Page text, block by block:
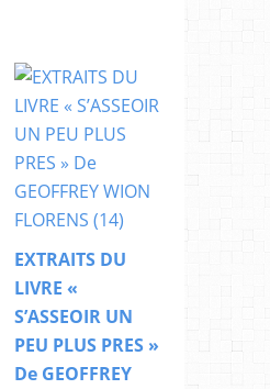
EXTRAITS DU
LIVRE «
S’ASSEOIR UN
PEU PLUS PRES »
De GEOFFREY